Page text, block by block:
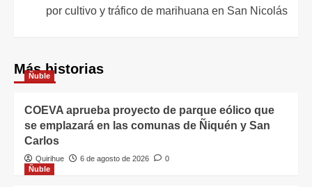
por cultivo y tráfico de marihuana en San Nicolás
Más historias
Ñuble
COEVA aprueba proyecto de parque eólico que
se emplazará en las comunas de Ñiquén y San
Carlos
Quirihue 6 de agosto de 2026
0
Ñuble